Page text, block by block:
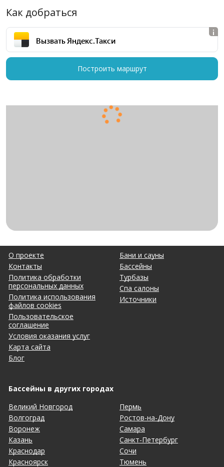
Как добраться
Вызвать Яндекс.Такси
Построить маршрут
О проекте
Контакты
Политика обработки
персональных данных
Политика использования
файлов cookies
Пользовательское
соглашение
Условия оказания услуг
Карта сайта
Блог
Бани и сауны
Бассейны
Турбазы
Спа салоны
Источники
Бассейны в других городах
Великий Новгород
Волгоград
Воронеж
Казань
Краснодар
Красноярск
Пермь
Ростов-на-Дону
Самара
Санкт-Петербург
Сочи
Тюмень